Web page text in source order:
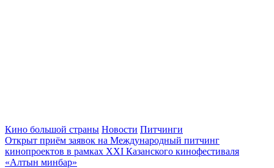
Кино большой страны Новости Питчинги
Открыт приём заявок на Международный питчинг
кинопроектов в рамках XXI Казанского кинофестиваля
«Алтын минбар»